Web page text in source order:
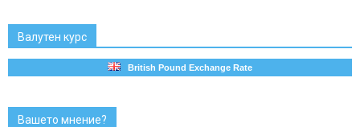
Валутен курс
British Pound Exchange Rate
Вашето мнение?